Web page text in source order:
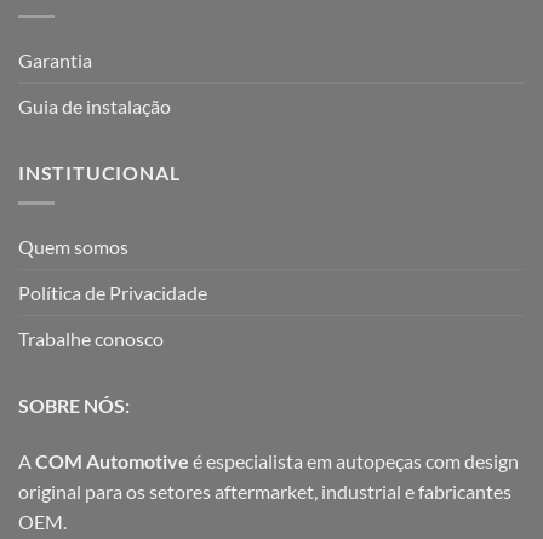
Garantia
Guia de instalação
INSTITUCIONAL
Quem somos
Política de Privacidade
Trabalhe conosco
SOBRE NÓS:
A COM Automotive é especialista em autopeças com design
original para os setores aftermarket, industrial e fabricantes
OEM.